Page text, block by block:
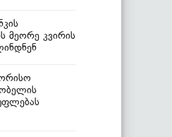
მეორე კვირის